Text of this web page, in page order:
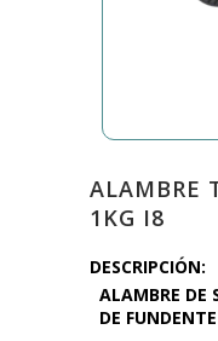
ALAMBRE
1KG I8
DESCRIPCIÓN:
ALAMBRE DE
DE